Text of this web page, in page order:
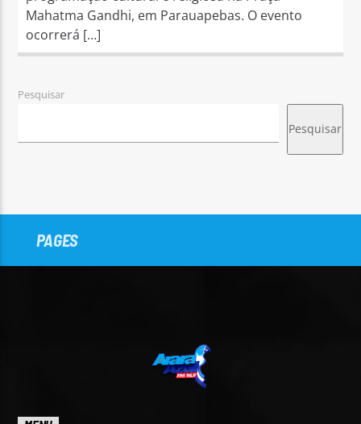
Mahatma Gandhi, em Parauapebas. O evento
ocorrerá […]
Pesquisar
Pesquisar
PAGES